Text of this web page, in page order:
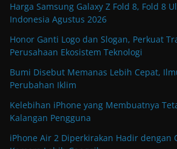
Harga Samsung Galaxy Z Fold 8, Fold 8
Indonesia Agustus 2026
Honor Ganti Logo dan Slogan, Perkuat
Perusahaan Ekosistem Teknologi
Bumi Disebut Memanas Lebih Cepat,
Perubahan Iklim
Kelebihan iPhone yang Membuatnya
Kalangan Pengguna
iPhone Air 2 Diperkirakan Hadir dengan